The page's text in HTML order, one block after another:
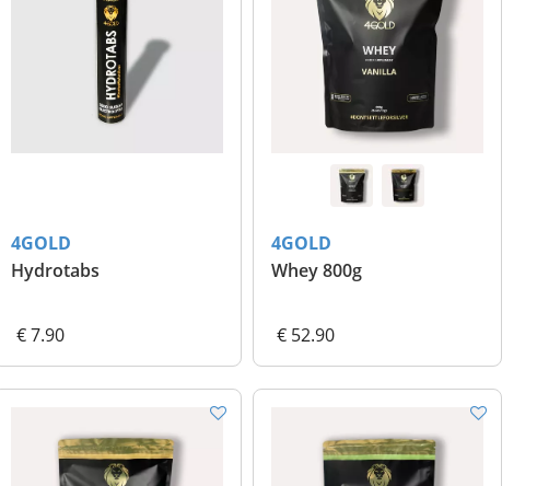
4GOLD
Hydrotabs
€ 7.90
4GOLD
Whey 800g
€ 52.90